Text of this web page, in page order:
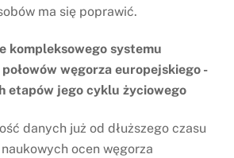
ma się poprawić.
kompleksowego systemu
węgorza europejskiego -
etapów jego cyklu życiowego
danych już od dłuższego czasu
ocen węgorza